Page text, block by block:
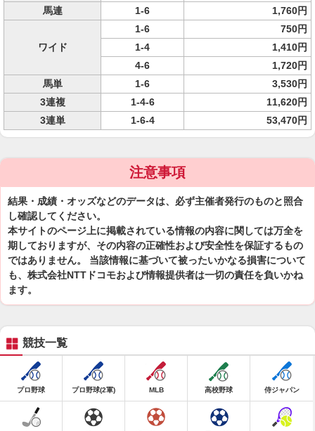
馬連
1-6 1,760円
ワイド
1-6
750円
1-4
1,410円
4-6
1,720円
馬単
1-6
3,530円
3連複
1-4-6
11,620円
3連単
1-6-4 53,470円
注意事項
結果・成績・オッズなどのデータは、必ず主催者発行のものと照合
し確認してください。
本サイトのページ上に掲載されている情報の内容に関しては万全を
期しておりますが、その内容の正確性および安全性を保証するもの
ではありません。 当該情報に基づいて被ったいかなる損害について
も、株式会社NTTドコモおよび情報提供者は一切の責任を負いかね
ます。
競技一覧
プロ野球 プロ野球(2軍) MLB 高校野球 侍ジャパン